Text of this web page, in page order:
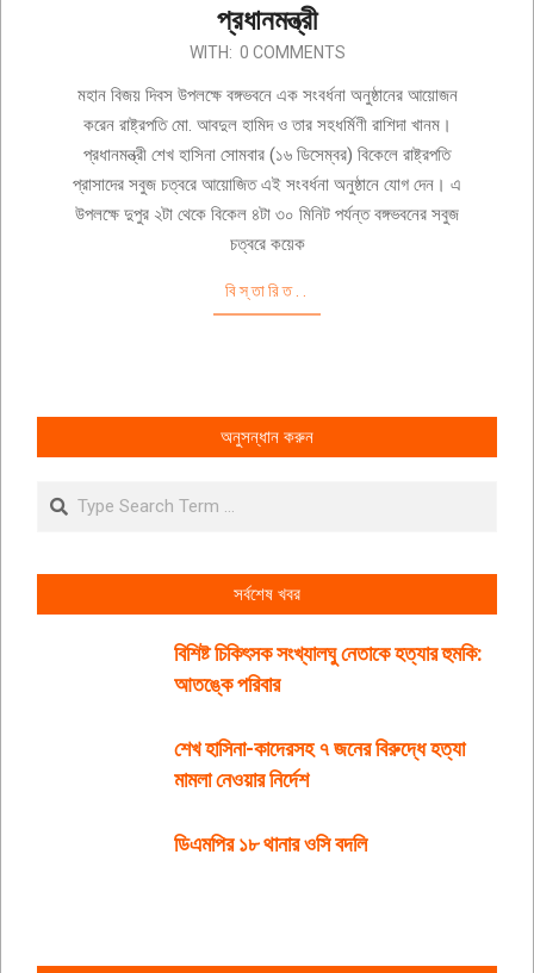
প্রধানমন্ত্রী
WITH: 0 COMMENTS
মহান বিজয় দিবস উপলক্ষে বঙ্গভবনে এক সংবর্ধনা অনুষ্ঠানের আয়োজন
করেন রাষ্ট্রপতি মো. আবদুল হামিদ ও তার সহধর্মিণী রাশিদা খানম।
প্রধানমন্ত্রী শেখ হাসিনা সোমবার (১৬ ডিসেম্বর) বিকেলে রাষ্ট্রপতি
প্রাসাদের সবুজ চত্বরে আয়োজিত এই সংবর্ধনা অনুষ্ঠানে যোগ দেন। এ
উপলক্ষে দুপুর ২টা থেকে বিকেল ৪টা ৩০ মিনিট পর্যন্ত বঙ্গভবনের সবুজ
চত্বরে কয়েক
বিস্তারিত..
অনুসন্ধান করুন
Search
সর্বশেষ খবর
বিশিষ্ট চিকিৎসক সংখ্যালঘু নেতাকে হত্যার হুমকি:
আতঙ্কে পরিবার
শেখ হাসিনা-কাদেরসহ ৭ জনের বিরুদ্ধে হত্যা
মামলা নেওয়ার নির্দেশ
ডিএমপির ১৮ থানার ওসি বদলি